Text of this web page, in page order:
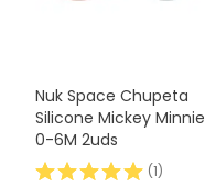
Nuk Space Chupeta
Silicone Mickey Minnie
0-6M 2uds
(1)